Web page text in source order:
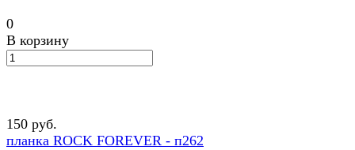
0
В корзину
150 руб.
планка ROCK FOREVER - п262